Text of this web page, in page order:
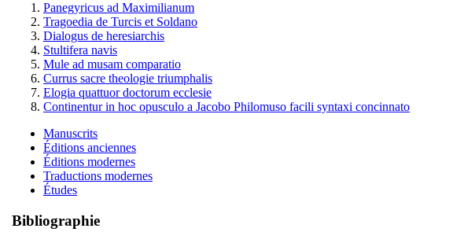
Panegyricus ad Maximilianum
Tragoedia de Turcis et Soldano
Dialogus de heresiarchis
Stultifera navis
Mule ad musam comparatio
Currus sacre theologie triumphalis
Elogia quattuor doctorum ecclesie
Continentur in hoc opusculo a Jacobo Philomuso facili syntaxi concinnato
Manuscrits
Éditions anciennes
Éditions modernes
Traductions modernes
Études
Bibliographie